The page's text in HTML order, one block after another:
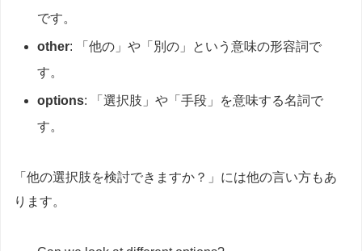
です。
other: 「他の」や「別の」という意味の形容詞で
す。
options: 「選択肢」や「手段」を意味する名詞で
す。
「他の選択肢を検討できますか？」には他の言い方もあ
ります。